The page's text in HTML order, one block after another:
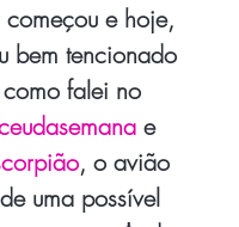
começou e hoje,
bem tencionado
falei no
e
, o avião
uma possível